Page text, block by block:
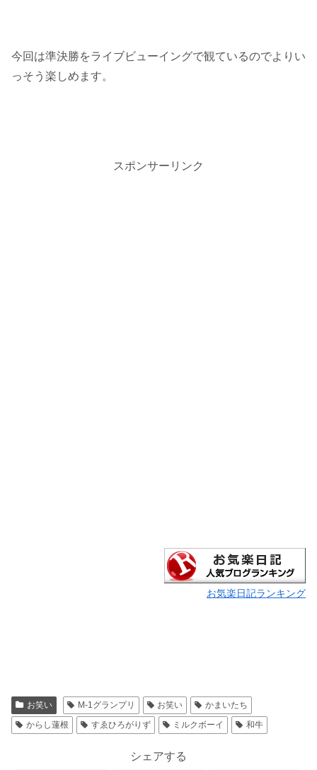
今回は準決勝をライブビューイングで観ているのでよりい
っそう楽しめます。
スポンサーリンク
お気楽日記ランキング
お笑い M-1グランプリ お笑い
かまいたち
からし蓮根
すゑひろがりず ミルクボーイ 和牛
シェアする